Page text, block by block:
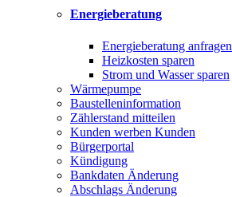
Energieberatung
Energieberatung anfragen
Heizkosten sparen
Strom und Wasser sparen
Wärmepumpe
Baustelleninformation
Zählerstand mitteilen
Kunden werben Kunden
Bürgerportal
Kündigung
Bankdaten Änderung
Abschlags Änderung